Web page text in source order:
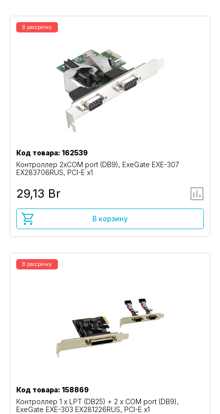
В рассрочку
Код товара: 162539
Контроллер 2xCOM port (DB9), ExeGate EXE-307
EX283706RUS, PCI-E x1
29,13 Br
В корзину
В рассрочку
Код товара: 158869
Контроллер 1 x LPT (DB25) + 2 x COM port (DB9),
ExeGate EXE-303 EX281226RUS, PCI-E x1